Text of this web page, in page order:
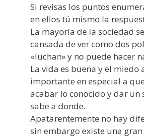
Si revisas los puntos
en ellos tú mismo la
La mayoría de la sociedad
cansada de ver como dos
«luchan» y no puede hacer
La vida es buena y el miedo
importante en especial a
acabar lo conocido y dar un
sabe a donde.
Apatarentemente no hay
sin embargo existe una